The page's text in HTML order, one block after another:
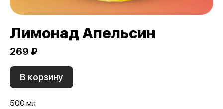
Лимонад Апельсин
269 ₽
В корзину
500 мл